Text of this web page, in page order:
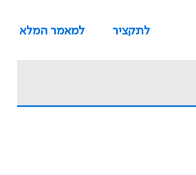
לתקציר
למאמר המלא